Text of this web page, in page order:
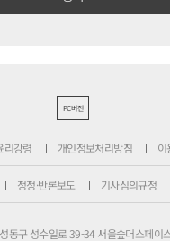
PC버전
리강령 개인정보처리방침 이
정정·반론보도 기사심의규정
동구 성수일로 39-34 서울숲더스페이